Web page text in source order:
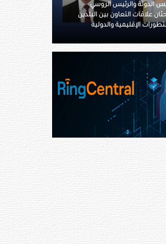
رئيس الدولة ونائباه يعزون خادم
الحرمين بوفاة والدة الأمير حمود بن
سعود بن عبدالعزيز آل سعود